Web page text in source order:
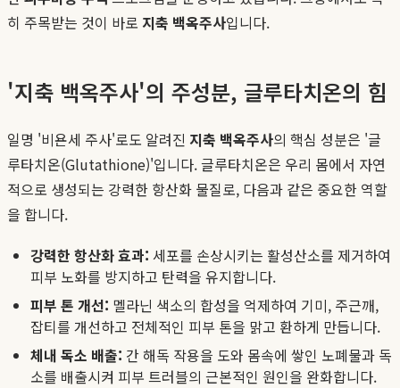
히 주목받는 것이 바로 지축 백옥주사입니다.
'지축 백옥주사'의 주성분, 글루타치온의 힘
일명 '비욘세 주사'로도 알려진 지축 백옥주사의 핵심 성분은 '글
루타치온(Glutathione)'입니다. 글루타치온은 우리 몸에서 자연
적으로 생성되는 강력한 항산화 물질로, 다음과 같은 중요한 역할
을 합니다.
강력한 항산화 효과: 세포를 손상시키는 활성산소를 제거하여
피부 노화를 방지하고 탄력을 유지합니다.
피부 톤 개선: 멜라닌 색소의 합성을 억제하여 기미, 주근깨,
잡티를 개선하고 전체적인 피부 톤을 맑고 환하게 만듭니다.
체내 독소 배출: 간 해독 작용을 도와 몸속에 쌓인 노폐물과 독
소를 배출시켜 피부 트러블의 근본적인 원인을 완화합니다.